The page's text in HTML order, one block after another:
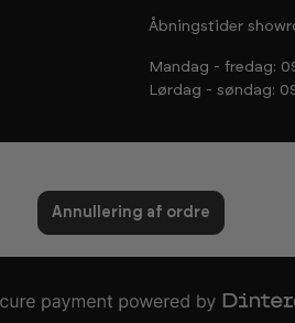
Åbningstider
Mandag - fredag:
Lørdag - søndag:
Annullering af ordre